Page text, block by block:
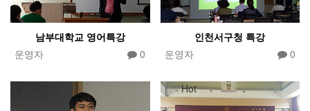
남부대학교 영어특강
운영자
0
인천서구청 특강
운영자
0
Hot